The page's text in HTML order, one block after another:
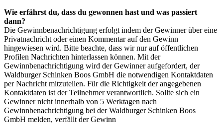
Wie erfährst du, dass du gewonnen hast und was passiert
dann?
Die Gewinnbenachrichtigung erfolgt indem der Gewinner über eine
Privatnachricht oder einen Kommentar auf den Gewinn
hingewiesen wird. Bitte beachte, dass wir nur auf öffentlichen
Profilen Nachrichten hinterlassen können. Mit der
Gewinnbenachrichtigung wird der Gewinner aufgefordert, der
Waldburger Schinken Boos GmbH die notwendigen Kontaktdaten
per Nachricht mitzuteilen. Für die Richtigkeit der angegebenen
Kontaktdaten ist der Teilnehmer verantwortlich. Sollte sich ein
Gewinner nicht innerhalb von 5 Werktagen nach
Gewinnbenachrichtigung bei der Waldburger Schinken Boos
GmbH melden, verfällt der Gewinn